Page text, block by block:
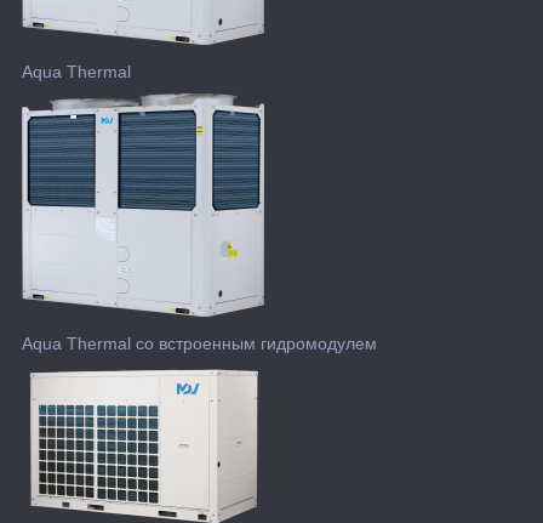
Aqua Thermal
Aqua Thermal со встроенным гидромодулем